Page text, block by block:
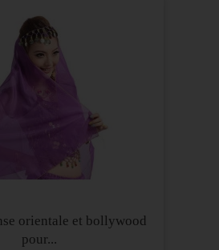
orientale et bollywood
pour...